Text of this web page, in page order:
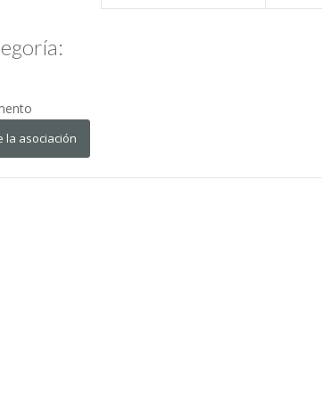
la asociación